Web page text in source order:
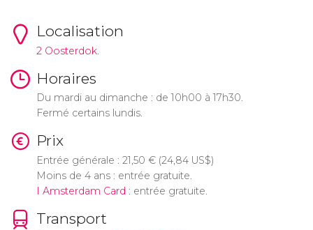
Localisation
2 Oosterdok.
Horaires
Du mardi au dimanche : de 10h00 à 17h30.
Fermé certains lundis.
Prix
Entrée générale : 21,50 €(24,84 US$)
Moins de 4 ans : entrée gratuite.
I Amsterdam Card : entrée gratuite.
Transport